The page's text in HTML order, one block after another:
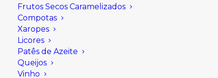
Frutos Secos Caramelizados
Compotas
Xaropes
Licores
Patês de Azeite
Queijos
Vinho